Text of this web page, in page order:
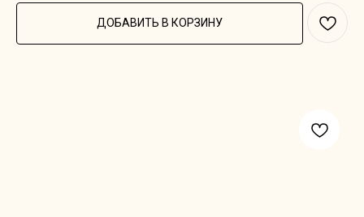
ДОБАВИТЬ В КОРЗИНУ